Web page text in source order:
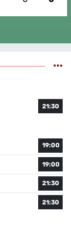
21:30
19:00
19:00
21:30
21:30